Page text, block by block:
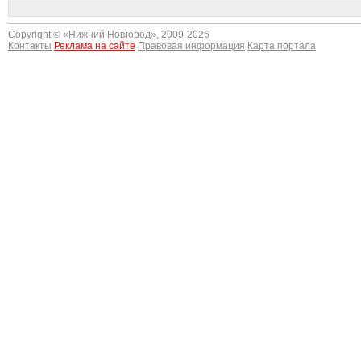
Copyright © « Нижний Новгород», 2009-2026
Контакты Реклама на сайте Правовая информация Карта портала